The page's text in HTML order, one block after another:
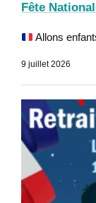
Fête
Allons
9 juillet 2026